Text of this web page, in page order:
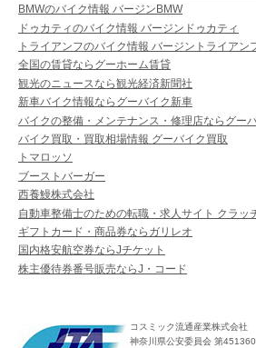
BMWのバイク情報 バージンBMW
ドゥカティのバイク情報 バージンドゥカティ
トライアンフのバイク情報 バージントライアン
全国の賃貸ならグーホーム賃貸
観光のニュースなら観光経済新聞社
新車バイク情報ならグーバイク新車
バイクの整備・メンテナンス・修理店ならグー
バイク買取・買取相場情報 グーバイク買取
トマロッソ
ブーストバーガー
西養鰻株式会社
自動車整備士のための転職・求人サイト クラッ
ギフトカード・商品券ならガリレオ
国内格安航空券ならJチケット
株主優待券番号販売ならJ・コード
コスミック流通産業株式会社
神奈川県公安委員会 第